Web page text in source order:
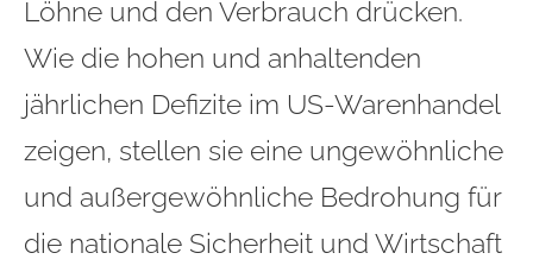
Löhne und den Verbrauch drücken.
Wie die hohen und anhaltenden
jährlichen Defizite im US-Warenhandel
zeigen, stellen sie eine ungewöhnliche
und außergewöhnliche Bedrohung für
die nationale Sicherheit und Wirtschaft